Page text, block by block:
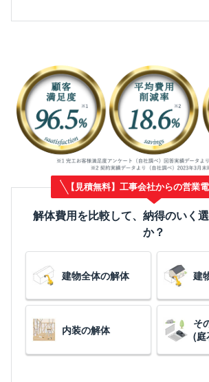
【見積無料】工事会社からの営業
解体費用を比較して、納得のいく
か？
建物全体の解体 建
内装の解体
そ
(庭